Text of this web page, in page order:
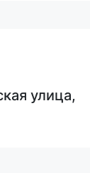
улица,